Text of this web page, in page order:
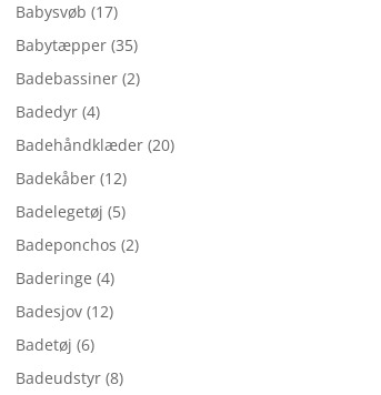
Babysvøb (17)
Babytæpper (35)
Badebassiner (2)
Badedyr (4)
Badehåndklæder (20)
Badekåber (12)
Badelegetøj (5)
Badeponchos (2)
Baderinge (4)
Badesjov (12)
Badetøj (6)
Badeudstyr (8)